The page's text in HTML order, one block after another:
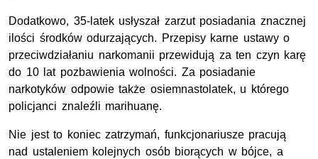
Dodatkowo, 35-latek usłyszał zarzut posiadania znacznej
ilości środków odurzających. Przepisy karne ustawy o
przeciwdziałaniu narkomanii przewidują za ten czyn karę
do 10 lat pozbawienia wolności. Za posiadanie
narkotyków odpowie także osiemnastolatek, u którego
policjanci znaleźli marihuanę.
Nie jest to koniec zatrzymań, funkcjonariusze pracują
nad ustaleniem kolejnych osób biorących w bójce, a